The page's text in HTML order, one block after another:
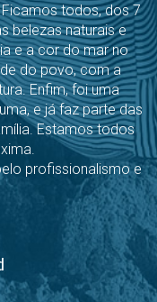
Ficamos todos, dos 7
belezas naturais e
e a cor do mar no
do povo, com a
Enfim, foi uma
e já faz parte das
Estamos todos
profissionalismo e